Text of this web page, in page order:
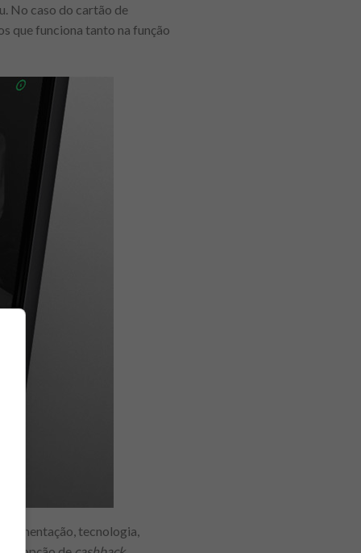
No caso do cartão de
que funciona tanto na função
tecnologia,